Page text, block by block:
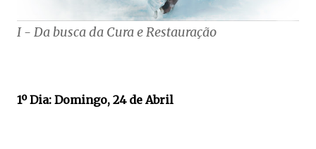
I - Da busca da Cura e Restauração
1º Dia: Domingo, 24 de Abril